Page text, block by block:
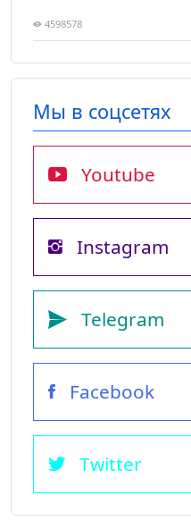
4598578
Мы в соцсетях
Youtube
Instagram
Telegram
Facebook
Twitter